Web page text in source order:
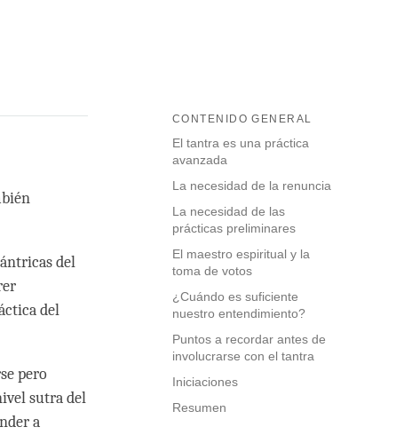
CONTENIDO GENERAL
El tantra es una práctica
avanzada
La necesidad de la renuncia
La necesidad de las
prácticas preliminares
El maestro espiritual y la
toma de votos
¿Cuándo es suficiente
nuestro entendimiento?
Puntos a recordar antes de
involucrarse con el tantra
Iniciaciones
Resumen
del
del
pero
sutra del
a